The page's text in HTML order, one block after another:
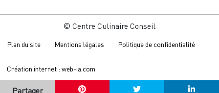
Partager
© Centre Culinaire Conseil
Plan du site Mentions légales Politique de confidentialité
Création internet : web-ia.com